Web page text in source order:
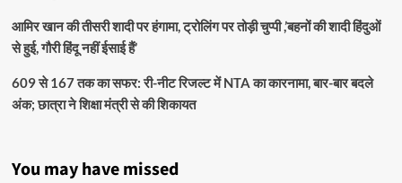
आमिर खान की तीसरी शादी पर हंगामा, ट्रोलिंग पर तोड़ी चुप्पी ,’बहनों की शादी हिंदुओं
से हुई, गौरी हिंदू नहीं ईसाई हैं’
609 से 167 तक का सफर: री-नीट रिजल्ट में NTA का कारनामा, बार-बार बदले
अंक; छात्रा ने शिक्षा मंत्री से की शिकायत
You may have missed